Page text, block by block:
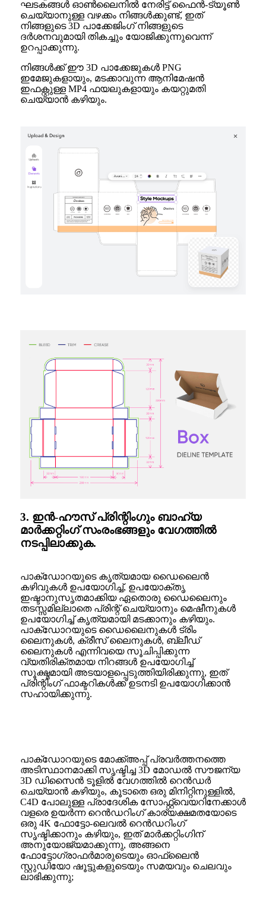
ഘടകങ്ങൾ ഓൺലൈനിൽ നേരിട്ട് ഫൈൻ-ട്യൂൺ
ചെയ്യാനുള്ള വഴക്കം നിങ്ങൾക്കുണ്ട്, ഇത്
നിങ്ങളുടെ 3D പാക്കേജിംഗ് നിങ്ങളുടെ
ദർശനവുമായി തികച്ചും യോജിക്കുന്നുവെന്ന്
ഉറപ്പാക്കുന്നു.
നിങ്ങൾക്ക് ഈ 3D പാക്കേജുകൾ PNG
ഇമേജുകളായും, മടക്കാവുന്ന ആനിമേഷൻ
ഇഫക്റ്റുള്ള MP4 ഫയലുകളായും കയറ്റുമതി
ചെയ്യാൻ കഴിയും.
3. ഇൻ-ഹൗസ് പ്രിന്റിംഗും ബാഹ്യ
മാർക്കറ്റിംഗ് സംരംഭങ്ങളും വേഗത്തിൽ
നടപ്പിലാക്കുക.
പാക്ഡോറയുടെ കൃത്യമായ ഡൈലൈൻ
കഴിവുകൾ ഉപയോഗിച്ച്, ഉപയോക്തൃ
ഇഷ്ടാനുസൃതമാക്കിയ ഏതൊരു ഡൈലൈനും
തടസ്സമില്ലാതെ പ്രിന്റ് ചെയ്യാനും മെഷീനുകൾ
ഉപയോഗിച്ച് കൃത്യമായി മടക്കാനും കഴിയും.
പാക്ഡോറയുടെ ഡൈലൈനുകൾ ട്രിം
ലൈനുകൾ, ക്രീസ് ലൈനുകൾ, ബ്ലീഡ്
ലൈനുകൾ എന്നിവയെ സൂചിപ്പിക്കുന്ന
വ്യതിരിക്തമായ നിറങ്ങൾ ഉപയോഗിച്ച്
സൂക്ഷ്മമായി അടയാളപ്പെടുത്തിയിരിക്കുന്നു, ഇത്
പ്രിന്റിംഗ് ഫാക്ടറികൾക്ക് ഉടനടി ഉപയോഗിക്കാൻ
സഹായിക്കുന്നു.
പാക്ഡോറയുടെ മോക്ക്അപ്പ് പ്രവർത്തനത്തെ
അടിസ്ഥാനമാക്കി സൃഷ്ടിച്ച 3D മോഡൽ സൗജന്യ
3D ഡിസൈൻ ടൂളിൽ വേഗത്തിൽ റെൻഡർ
ചെയ്യാൻ കഴിയും, കൂടാതെ ഒരു മിനിറ്റിനുള്ളിൽ,
C4D പോലുള്ള പ്രാദേശിക സോഫ്റ്റ്‌വെയറിനേക്കാൾ
വളരെ ഉയർന്ന റെൻഡറിംഗ് കാര്യക്ഷമതയോടെ
ഒരു 4K ഫോട്ടോ-ലെവൽ റെൻഡറിംഗ്
സൃഷ്ടിക്കാനും കഴിയും, ഇത് മാർക്കറ്റിംഗിന്
അനുയോജ്യമാക്കുന്നു, അങ്ങനെ
ഫോട്ടോഗ്രാഫർമാരുടെയും ഓഫ്‌ലൈൻ
സ്റ്റുഡിയോ ഷൂട്ടുകളുടെയും സമയവും ചെലവും
ലാഭിക്കുന്നു;